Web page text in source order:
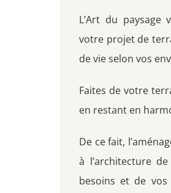
L’Art du paysage
votre projet de
de vie selon vos
Faites de votre
en restant en
De ce fait,
à l’architecture
besoins et de vos